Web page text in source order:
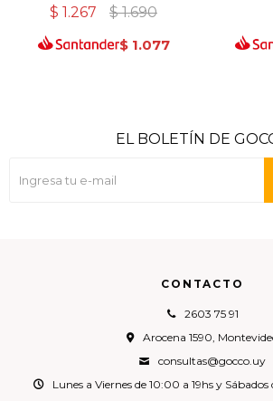
$ 1.267 $ 1.690
$ 1.077
CONTACTO
2603 75 91
Arocena 1590,
consultas@gocco.uy
Lunes a Viernes de 10:00 a 19hs y
EL BOLETÍN DE